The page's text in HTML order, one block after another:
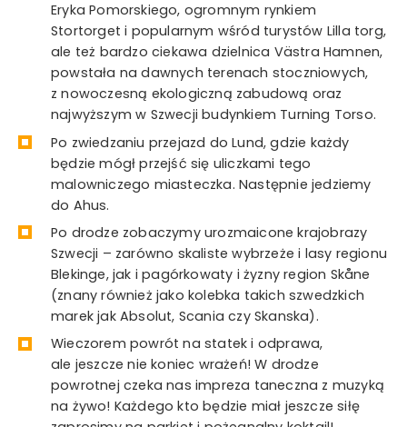
Eryka Pomorskiego, ogromnym rynkiem
Stortorget i popularnym wśród turystów Lilla torg,
ale też bardzo ciekawa dzielnica Västra Hamnen,
powstała na dawnych terenach stoczniowych,
z nowoczesną ekologiczną zabudową oraz
najwyższym w Szwecji budynkiem Turning Torso.
Po zwiedzaniu przejazd do Lund, gdzie każdy
będzie mógł przejść się uliczkami tego
malowniczego miasteczka. Następnie jedziemy
do Ahus.
Po drodze zobaczymy urozmaicone krajobrazy
Szwecji – zarówno skaliste wybrzeże i lasy regionu
Blekinge, jak i pagórkowaty i żyzny region Skåne
(znany również jako kolebka takich szwedzkich
marek jak Absolut, Scania czy Skanska).
Wieczorem powrót na statek i odprawa,
ale jeszcze nie koniec wrażeń! W drodze
powrotnej czeka nas impreza taneczna z muzyką
na żywo! Każdego kto będzie miał jeszcze siłę